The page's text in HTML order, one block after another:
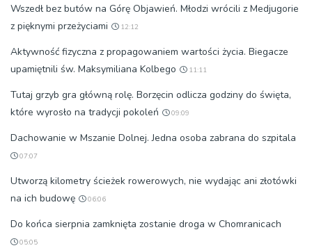
Wszedł bez butów na Górę Objawień. Młodzi wrócili z Medjugorie
z pięknymi przeżyciami
12:12
Aktywność fizyczna z propagowaniem wartości życia. Biegacze
upamiętnili św. Maksymiliana Kolbego
11:11
Tutaj grzyb gra główną rolę. Borzęcin odlicza godziny do święta,
które wyrosło na tradycji pokoleń
09:09
Dachowanie w Mszanie Dolnej. Jedna osoba zabrana do szpitala
07:07
Utworzą kilometry ścieżek rowerowych, nie wydając ani złotówki
na ich budowę
06:06
Do końca sierpnia zamknięta zostanie droga w Chomranicach
05:05